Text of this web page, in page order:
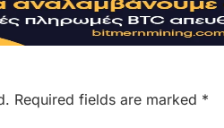
Required fields are marked *